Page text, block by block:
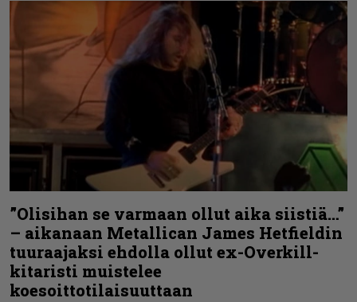
”Olisihan se varmaan ollut aika siistiä…”
– aikanaan Metallican James Hetfieldin
tuuraajaksi ehdolla ollut ex-Overkill-
kitaristi muistelee
koesoittotilaisuuttaan